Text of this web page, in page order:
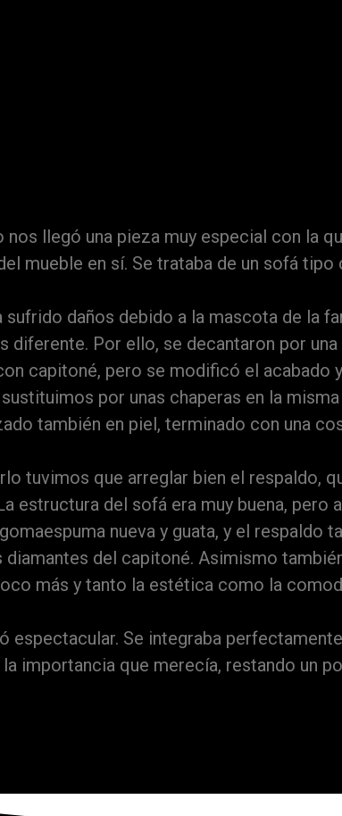
nos llegó una pieza muy especial con la
mueble en sí. Se trataba de un sofá
sufrido daños debido a la mascota de la
diferente. Por ello, se decantaron por
capitoné, pero se modificó el acabado
por unas chaperas en la
también en piel, terminado con una
tuvimos que arreglar bien el respaldo,
estructura del sofá era muy buena, pero
nueva y guata, y el respaldo
diamantes del capitoné. Asimismo
más y tanto la estética como la
espectacular. Se integraba
importancia que merecía, restando un